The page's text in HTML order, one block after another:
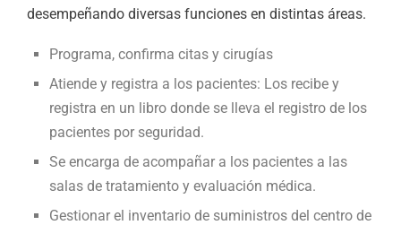
desempeñando diversas funciones en distintas áreas.
Programa, confirma citas y cirugías
Atiende y registra a los pacientes: Los recibe y
registra en un libro donde se lleva el registro de los
pacientes por seguridad.
Se encarga de acompañar a los pacientes a las
salas de tratamiento y evaluación médica.
Gestionar el inventario de suministros del centro de